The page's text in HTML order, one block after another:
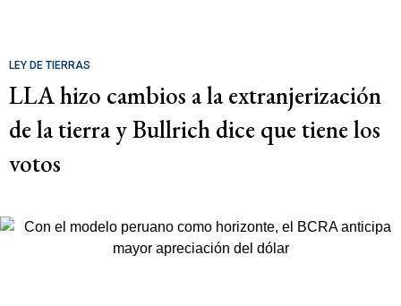
LEY DE TIERRAS
LLA hizo cambios a la extranjerización
de la tierra y Bullrich dice que tiene los
votos